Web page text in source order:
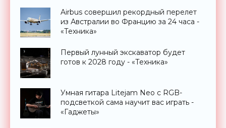
Airbus совершил рекордный перелет
из Австралии во Францию за 24 часа -
«Техника»
Первый лунный экскаватор будет
готов к 2028 году - «Техника»
Умная гитара Litejam Neo с RGB-
подсветкой сама научит вас играть -
«Гаджеты»